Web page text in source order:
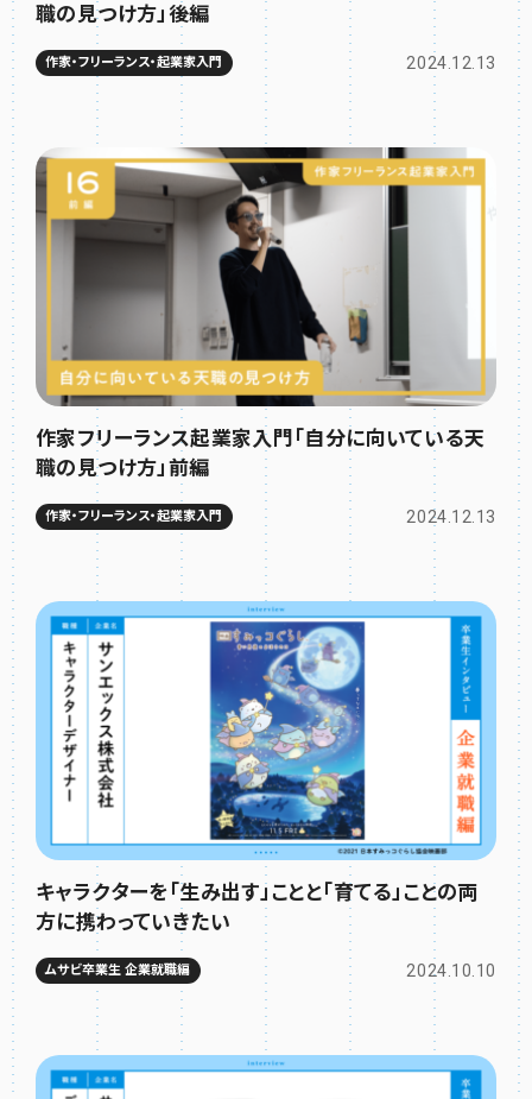
職の見つけ方」後編
作家・フリーランス・起業家入門 2024.12.13
作家フリーランス起業家入門「自分に向いている天
職の見つけ方」前編
作家・フリーランス・起業家入門 2024.12.13
キャラクターを「生み出す」ことと「育てる」ことの両
方に携わっていきたい
ムサビ卒業生 企業就職編 2024.10.10